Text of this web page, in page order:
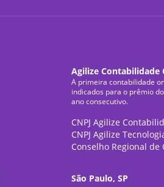
Agilize Contabilidade
A primeira contabilidade
indicados para o prêmio
ano consecutivo.
CNPJ Agilize
CNPJ Agilize
Conselho Regional
São Paulo, SP